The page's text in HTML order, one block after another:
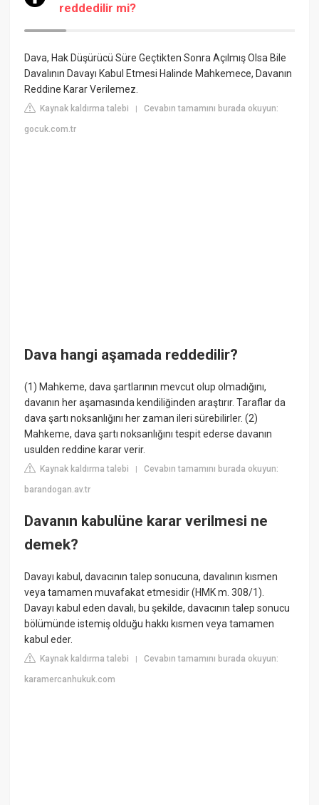
reddedilir mi?
Dava, Hak Düşürücü Süre Geçtikten Sonra Açılmış Olsa Bile
Davalının Davayı Kabul Etmesi Halinde Mahkemece, Davanın
Reddine Karar Verilemez.
Kaynak kaldırma talebi |Cevabın tamamını burada okuyun:
gocuk.com.tr
Dava hangi aşamada reddedilir?
(1) Mahkeme, dava şartlarının mevcut olup olmadığını,
davanın her aşamasında kendiliğinden araştırır. Taraflar da
dava şartı noksanlığını her zaman ileri sürebilirler. (2)
Mahkeme, dava şartı noksanlığını tespit ederse davanın
usulden reddine karar verir.
Kaynak kaldırma talebi |Cevabın tamamını burada okuyun:
barandogan.av.tr
Davanın kabulüne karar verilmesi ne
demek?
Davayı kabul, davacının talep sonucuna, davalının kısmen
veya tamamen muvafakat etmesidir (HMK m. 308/1).
Davayı kabul eden davalı, bu şekilde, davacının talep sonucu
bölümünde istemiş olduğu hakkı kısmen veya tamamen
kabul eder.
Kaynak kaldırma talebi |Cevabın tamamını burada okuyun:
karamercanhukuk.com